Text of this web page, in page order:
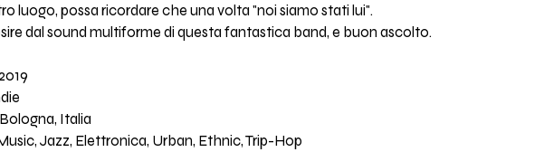
luogo, possa ricordare che una volta "noi siamo stati lui".
dal sound multiforme di questa fantastica band, e buon ascolto.
Italia
Jazz, Elettronica, Urban, Ethnic, Trip-Hop